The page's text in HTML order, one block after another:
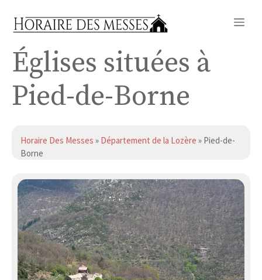
Églises situées à
Pied-de-Borne
Horaire Des Messes » Département de la Lozère » Pied-de-
Borne